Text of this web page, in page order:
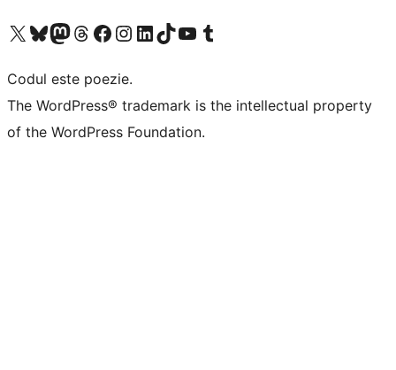
Mergi la contul nostru X (fost Twitter)
Vizitează contul nostru Bluesky
Vizitează contul nostru Mastodon
Vizitează contul nostru Threads
Vizitează pagina noastră Facebook
Vizitează-ne pe Instagram
Vizitează-ne pe LinkedIn
Vizitează contul nostru TikTok
Vizitează canalul nostru YouTube
Vizitează contul nostru Tumblr
Codul este poezie.
The WordPress® trademark is the intellectual property
of the WordPress Foundation.